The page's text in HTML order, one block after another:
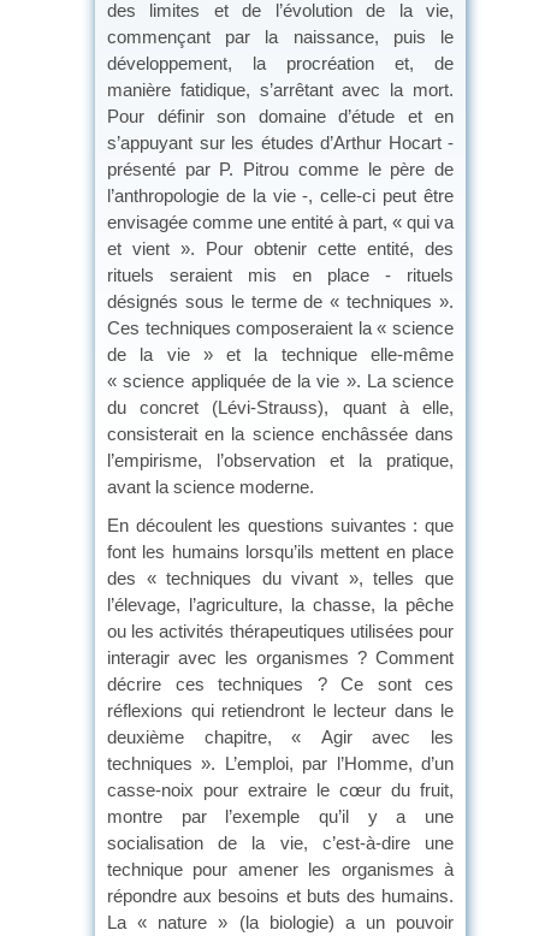
des limites et de l’évolution de la vie,
commençant par la naissance, puis le
développement, la procréation et, de
manière fatidique, s’arrêtant avec la mort.
Pour définir son domaine d’étude et en
s’appuyant sur les études d’Arthur Hocart -
présenté par P. Pitrou comme le père de
l’anthropologie de la vie -, celle-ci peut être
envisagée comme une entité à part, « qui va
et vient ». Pour obtenir cette entité, des
rituels seraient mis en place - rituels
désignés sous le terme de « techniques ».
Ces techniques composeraient la « science
de la vie » et la technique elle-même
« science appliquée de la vie ». La science
du concret (Lévi-Strauss), quant à elle,
consisterait en la science enchâssée dans
l’empirisme, l’observation et la pratique,
avant la science moderne.
En découlent les questions suivantes : que
font les humains lorsqu’ils mettent en place
des « techniques du vivant », telles que
l’élevage, l’agriculture, la chasse, la pêche
ou les activités thérapeutiques utilisées pour
interagir avec les organismes ? Comment
décrire ces techniques ? Ce sont ces
réflexions qui retiendront le lecteur dans le
deuxième chapitre, « Agir avec les
techniques ». L’emploi, par l’Homme, d’un
casse-noix pour extraire le cœur du fruit,
montre par l’exemple qu’il y a une
socialisation de la vie, c’est-à-dire une
technique pour amener les organismes à
répondre aux besoins et buts des humains.
La « nature » (la biologie) a un pouvoir